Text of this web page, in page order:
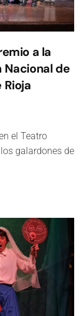
a la
Nacional de
el Teatro
galardones de